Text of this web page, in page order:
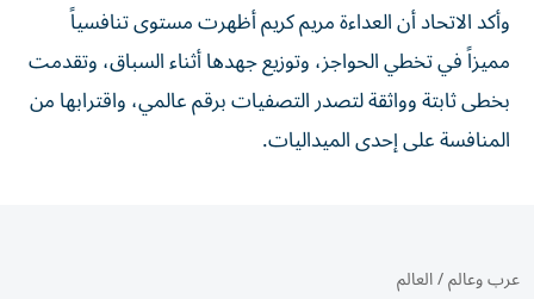
وأكد الاتحاد أن العداءة مريم كريم أظهرت مستوى تنافسياً
مميزاً في تخطي الحواجز، وتوزيع جهدها أثناء السباق، وتقدمت
بخطى ثابتة وواثقة لتصدر التصفيات برقم عالمي، واقترابها من
المنافسة على إحدى الميداليات.
عرب وعالم/العالم